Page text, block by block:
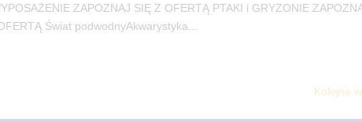
ZAPOZNAJ SIĘ Z OFERTĄ PTAKI i GRYZONIE
Świat podwodnyAkwarystyka...
Kolejne